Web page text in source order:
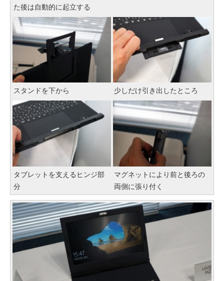
た後は自動的に起立する
スタンドを下から 少しだけ引き出したところ
タブレットを支えるヒンジ部
分
マグネットにより前と後ろの
両側に張り付く